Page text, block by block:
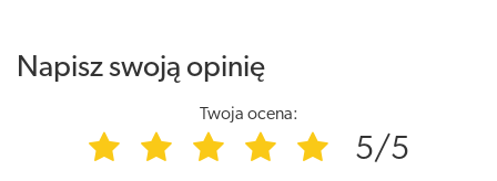
Napisz swoją opinię
Twoja ocena:
5/5